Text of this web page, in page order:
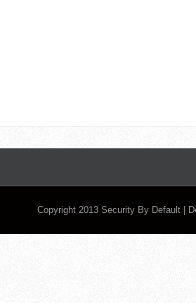
Copyright 2013 Security By Default |